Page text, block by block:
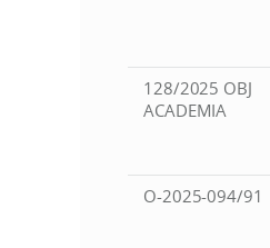
128/2025 OBJ
ACADEMIA
O-2025-094/91